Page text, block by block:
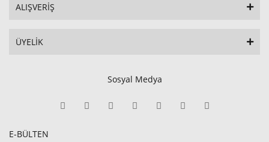
ALIŞVERİŞ
ÜYELİK
Sosyal Medya
E-BÜLTEN